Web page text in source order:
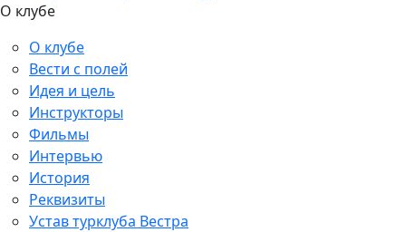
О клубе
О клубе
Вести с полей
Идея и цель
Инструкторы
Фильмы
Интервью
История
Реквизиты
Устав турклуба Вестра